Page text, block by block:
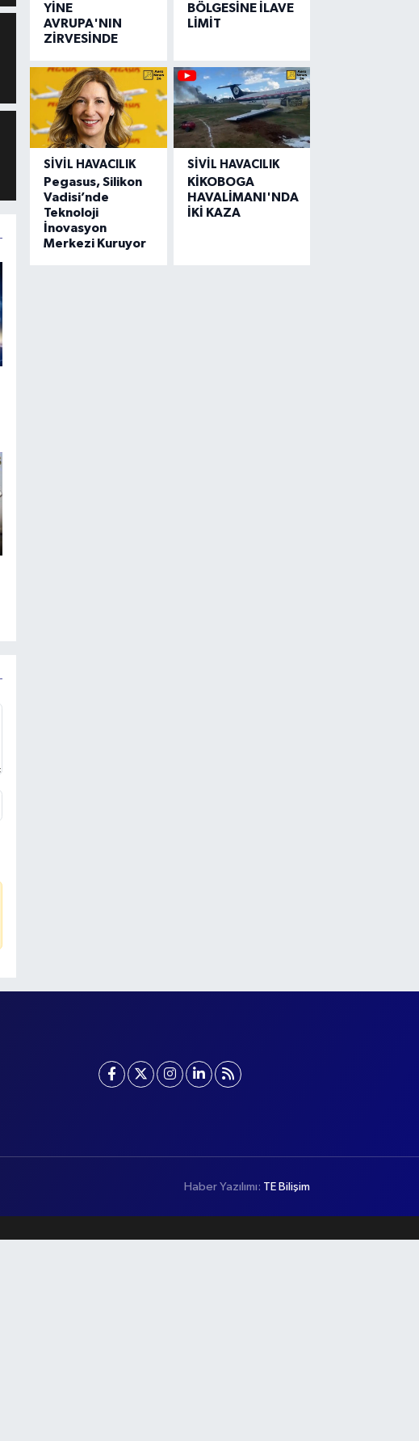
YİNE
AVRUPA'NIN
ZİRVESİNDE
BÖLGESİNE İLAVE
LİMİT
SIVIL HAVACILIK
Pegasus, Silikon
Vadisi’nde
Teknoloji
İnovasyon
Merkezi Kuruyor
SIVIL HAVACILIK
KİKOBOGA
HAVALİMANI'NDA
İKİ KAZA
Haber Yazılımı: TE Bilişim